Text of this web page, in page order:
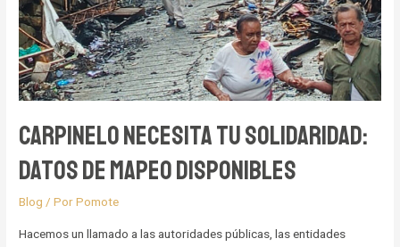
Carpinelo Necesita tu Solidaridad:
Datos de Mapeo Disponibles
Blog / PorPomote
Hacemos un llamado a las autoridades públicas, las entidades